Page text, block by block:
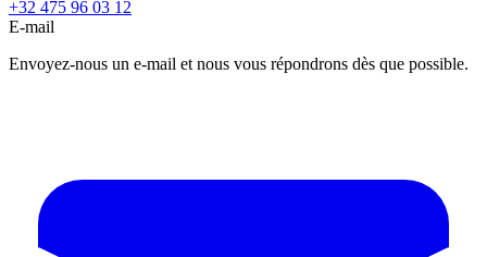
+32 475 96 03 12
E-mail
Envoyez-nous un e-mail et nous vous répondrons dès que possible.